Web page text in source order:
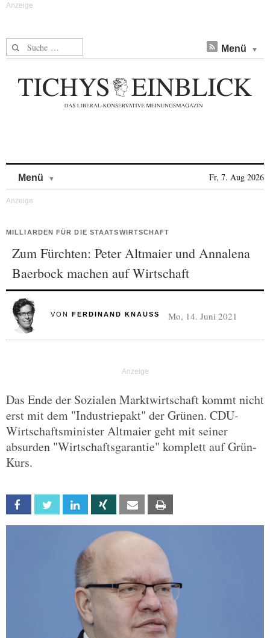
Suche nach: Menü
Menü Fr, 7. Aug 2026
MILLIARDEN FÜR DIE STAATSWIRTSCHAFT
Zum Fürchten: Peter Altmaier und Annalena
Baerbock machen auf Wirtschaft
VON FERDINAND KNAUSS Mo, 14. Juni 2021
Das Ende der Sozialen Marktwirtschaft kommt nicht
erst mit dem "Industriepakt" der Grünen. CDU-
Wirtschaftsminister Altmaier geht mit seiner
absurden "Wirtschaftsgarantie" komplett auf Grün-
Kurs.
Facebook Twitter Linkedin Xing Email